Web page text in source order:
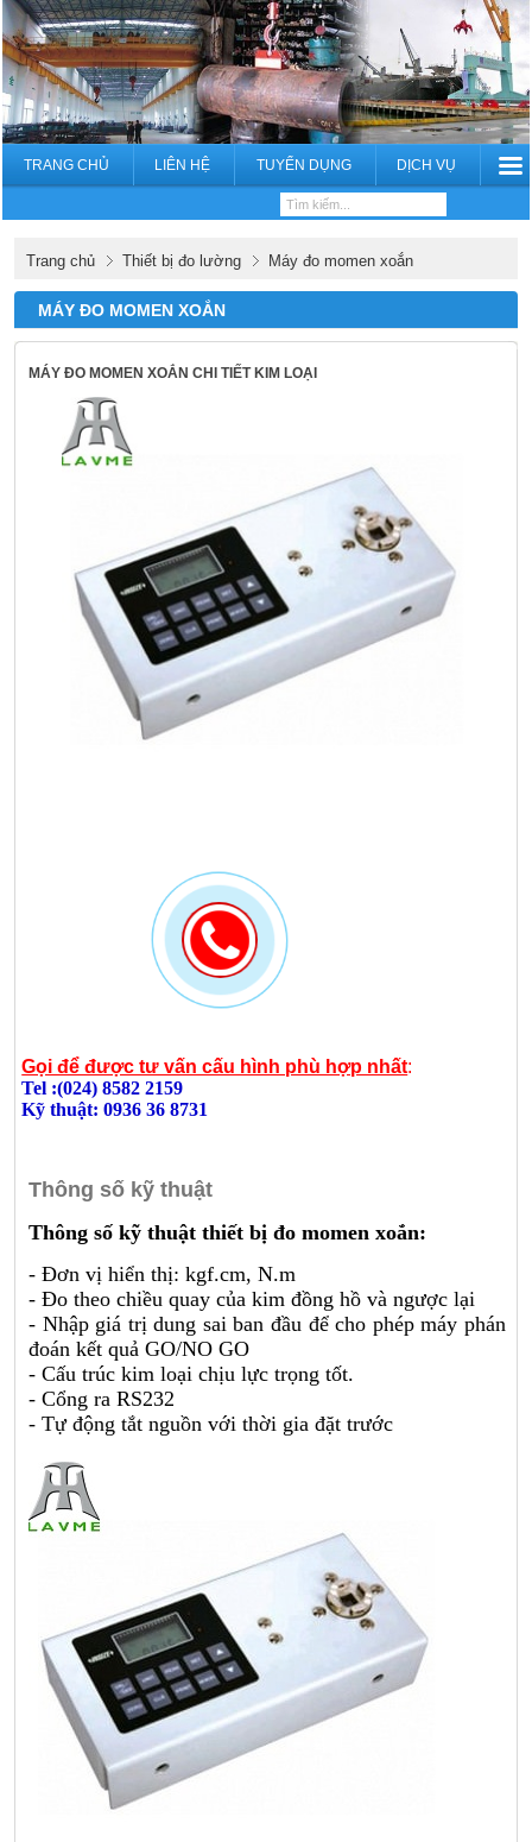
TRANG CHỦ LIÊN HỆ TUYỂN DỤNG DỊCH VỤ
Trang chủ Thiết bị đo lường Máy đo momen xoắn
MÁY ĐO MOMEN XOẮN
MÁY ĐO MOMEN XOẮN CHI TIẾT KIM LOẠI
Gọi để được tư vấn cấu hình phù hợp nhất:
Tel :(024) 8582 2159
Kỹ thuật: 0936 36 8731
Thông số kỹ thuật
Thông số kỹ thuật thiết bị đo momen xoắn:
- Đơn vị hiển thị: kgf.cm, N.m
- Đo theo chiều quay của kim đồng hồ và ngược lại
- Nhập giá trị dung sai ban đầu để cho phép máy phán
đoán kết quả GO/NO GO
- Cấu trúc kim loại chịu lực trọng tốt.
- Cổng ra RS232
- Tự động tắt nguồn với thời gia đặt trước